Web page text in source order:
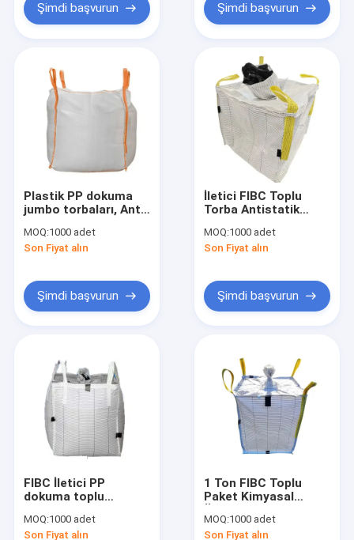
Ürünler
Hakkımızda
Fabrika turu
Şimdi başvurun Şimdi başvurun
Plastik PP dokuma
jumbo torbaları, Anti-
torbaları 1000kg
MOQ:1000 adet
Son Fiyat alın
Şimdi başvurun
İletici FIBC Toplu
Torba Antistatik
Konteyner 1 Ton
MOQ:1000 adet
Son Fiyat alın
Şimdi başvurun
FIBC İletici PP
dokuma toplu
Antistatik 400D
1700D
MOQ:1000 adet
Son Fiyat alın
1 Ton FIBC Toplu
Paket Kimyasal
İletici
MOQ:1000 adet
Son Fiyat alın